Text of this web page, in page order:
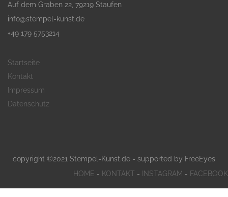
Auf dem Graben 22, 79219 Staufen
info@stempel-kunst.de
+49 179 5753214
Startseite
Kontakt
Impressum
Datenschutz
copyright ©2021 Stempel-Kunst.de - supported by FreeEyes
HOME - KONTAKT - INSTAGRAM - FACEBOOK